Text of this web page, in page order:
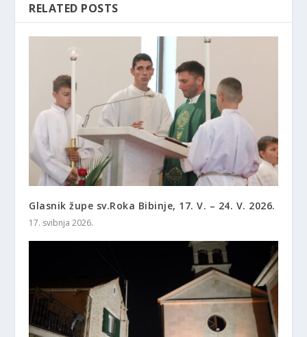
RELATED POSTS
Glasnik župe sv.Roka Bibinje, 17. V. – 24. V. 2026.
17. svibnja 2026.